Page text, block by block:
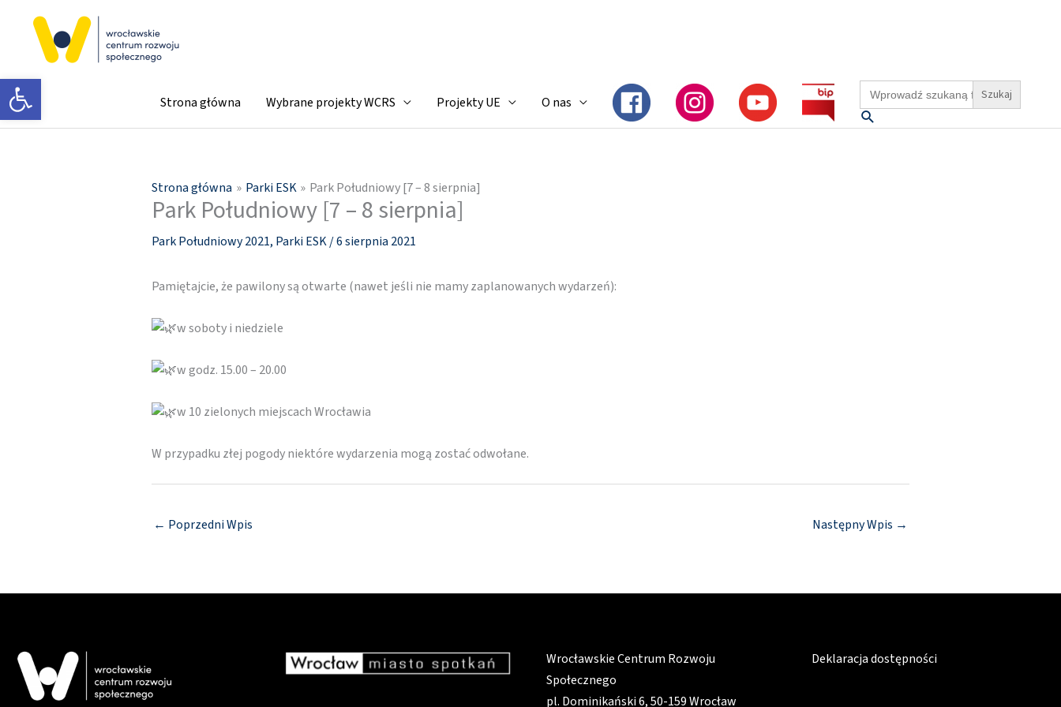
Otwórz pasek narzędzi Strona główna Wybrane projekty WCRS Projekty UE O nas
Search
for:
Szukaj
Strona główna Parki ESK Park Południowy [7 – 8 sierpnia]
Park Południowy [7 – 8 sierpnia]
Park Południowy 2021, Parki ESK/6 sierpnia 2021
Pamiętajcie, że pawilony są otwarte (nawet jeśli nie mamy zaplanowanych wydarzeń):
w soboty i niedziele
w godz. 15.00 – 20.00
w 10 zielonych miejscach Wrocławia
W przypadku złej pogody niektóre wydarzenia mogą zostać odwołane.
← Poprzedni Wpis Następny Wpis →
Wrocławskie Centrum Rozwoju
Społecznego
pl. Dominikański 6, 50-159 Wrocław
Deklaracja dostępności